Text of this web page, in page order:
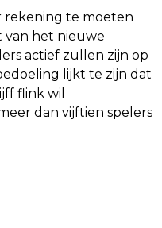
rekening te moeten
van het nieuwe
actief zullen zijn op
lijkt te zijn dat
flink wil
dan vijftien spelers